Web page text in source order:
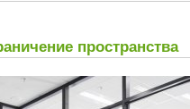
пространства